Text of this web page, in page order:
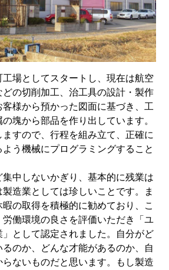
場としてスタートし、現在は航空
の切削加工、治工具の設計・製作
様から預かった図面に基づき、工
塊から部品を作り出しています。
すので、行程を組み立て、正確に
う機械にプログラミングすること
中しないかぎり、基本的に残業は
造業としては珍しいことです。ま
の取得を積極的に勧めており、こ
労働環境の良さを評価いただき「ユ
として認定されました。自分がど
のか、どんな才能があるのか、自
ないものだと思います。もし製造